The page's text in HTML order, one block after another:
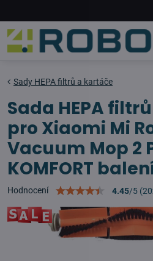
Sady HEPA filtrů a kartáče
Sada HEPA
pro Xiaomi Mi
Vacuum Mop 2
KOMFORT
Hodnocení 4.45/5 (20